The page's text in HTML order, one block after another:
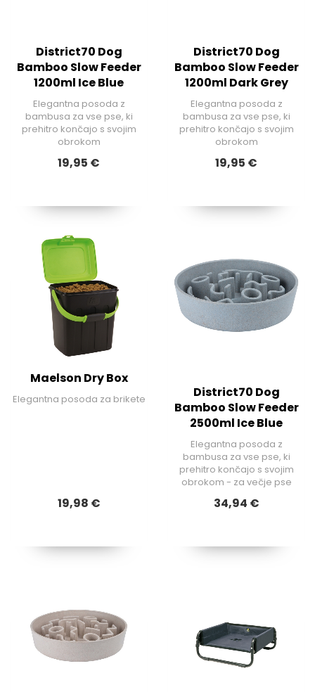
District70 Dog
Bamboo Slow Feeder
1200ml Ice Blue
Elegantna posoda z
bambusa za vse pse, ki
prehitro končajo s svojim
obrokom
19,95 €
District70 Dog
Bamboo Slow Feeder
1200ml Dark Grey
Elegantna posoda z
bambusa za vse pse, ki
prehitro končajo s svojim
obrokom
19,95 €
Maelson Dry Box
Elegantna posoda za brikete
19,98 €
District70 Dog
Bamboo Slow Feeder
2500ml Ice Blue
Elegantna posoda z
bambusa za vse pse, ki
prehitro končajo s svojim
obrokom - za večje pse
34,94 €